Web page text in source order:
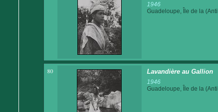
1946
Guadeloupe, Île de la
80 Lavandière au Gallion
1946
Guadeloupe, Île de la